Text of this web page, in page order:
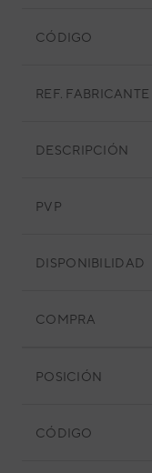
CÓDIGO
REF. FABRICANTE
DESCRIPCIÓN
PVP
DISPONIBILIDAD
COMPRA
POSICIÓN
CÓDIGO